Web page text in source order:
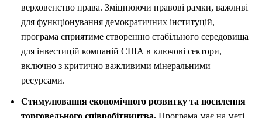
верховенство права. Зміцнюючи правові рамки, важливі
для функціонування демократичних інституцій,
програма сприятиме створенню стабільного середовища
для інвестицій компаній США в ключові сектори,
включно з критично важливими мінеральними
ресурсами.
Стимулювання економічного розвитку та посилення
торговельного співробітництва. Програма має на меті